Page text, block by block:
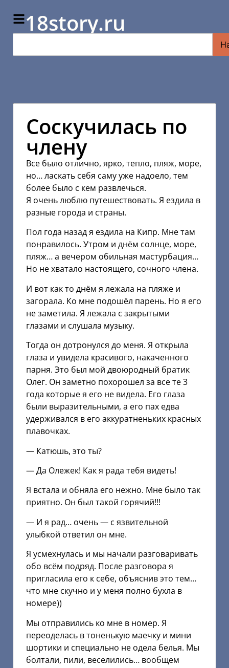
18story.ru
Соскучилась по
члену
Все было отлично, ярко, тепло, пляж, море,
но… ласкать себя саму уже надоело, тем
более было с кем развлечься.
Я очень люблю путешествовать. Я ездила в
разные города и страны.
Пол года назад я ездила на Кипр. Мне там
понравилось. Утром и днём солнце, море,
пляж… а вечером обильная мастурбация…
Но не хватало настоящего, сочного члена.
И вот как то днём я лежала на пляже и
загорала. Ко мне подошёл парень. Но я его
не заметила. Я лежала с закрытыми
глазами и слушала музыку.
Тогда он дотронулся до меня. Я открыла
глаза и увидела красивого, накаченного
парня. Это был мой двоюродный братик
Олег. Он заметно похорошел за все те 3
года которые я его не видела. Его глаза
были выразительными, а его пах едва
удерживался в его аккуратненьких красных
плавочках.
— Катюшь, это ты?
— Да Олежек! Как я рада тебя видеть!
Я встала и обняла его нежно. Мне было так
приятно. Он был такой горячий!!!
— И я рад… очень — с язвительной
улыбкой ответил он мне.
Я усмехнулась и мы начали разговаривать
обо всём подряд. После разговора я
пригласила его к себе, объяснив это тем…
что мне скучно и у меня полно бухла в
номере))
Мы отправились ко мне в номер. Я
переоделась в тоненькую маечку и мини
шортики и специально не одела белья. Мы
болтали, пили, веселились… вообщем